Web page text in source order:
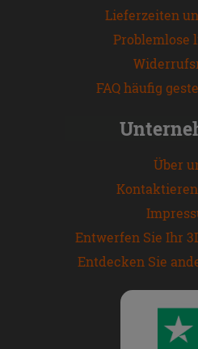
Lieferzeiten
Problemlose
FAQ häufig
Über
Entwerfen Sie Ihr
Entdecken Sie